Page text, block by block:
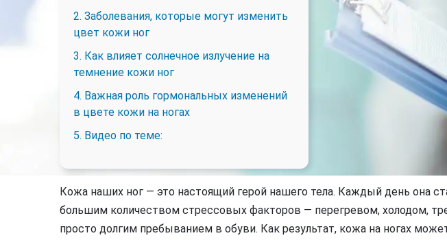
2. Заболевания, которые могут изменить
цвет кожи ног
3. Как влияет солнечное излучение на
темнение кожи ног
4. Важная роль гормональных изменений
в цвете кожи на ногах
5. Видео по теме:
Кожа наших ног — это настоящий герой нашего тела. Каждый день она
большим количеством стрессовых факторов — перегревом, холодом,
просто долгим пребыванием в обуви. Как результат, кожа на ногах